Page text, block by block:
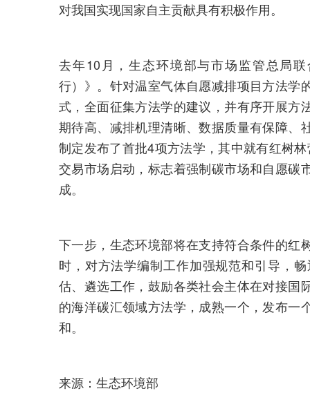
对我国实现国家自主贡献具有积极作用。
去年10月，生态环境部与市场监管总局
行）》。针对温室气体自愿减排项目方法学
式，全面征集方法学的建议，并有序开展方
期待高、减排机理清晰、数据质量有保障、
制定发布了首批4项方法学，其中就有红树
交易市场启动，标志着强制碳市场和自愿碳
成。
下一步，生态环境部将在支持符合条件的红
时，对方法学编制工作加强规范和引导，
估、遴选工作，鼓励各类社会主体在对接国
的海洋碳汇领域方法学，成熟一个，发布一
和。
来源：生态环境部